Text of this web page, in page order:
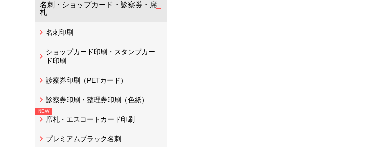
名刺・ショップカード・診察券・席
札
名刺印刷
ショップカード印刷・スタンプカー
ド印刷
診察券印刷（PETカード）
診察券印刷・整理券印刷（色紙）
席札・エスコートカード印刷
プレミアムブラック名刺